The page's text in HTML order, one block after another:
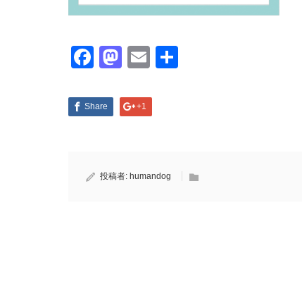
Facebook
Mastodon
Email
Share +1
投稿者: humandog